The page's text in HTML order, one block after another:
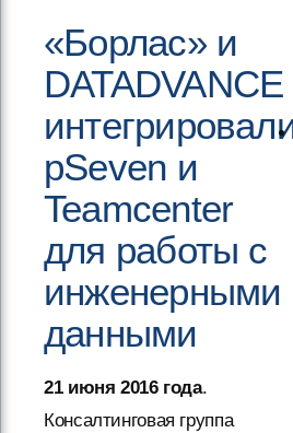
«Борлас» и
DATADVANCE
pSeven и
Teamcenter
для работы с
инженерными
данными
21 июня 2016 года.
Консалтинговая группа